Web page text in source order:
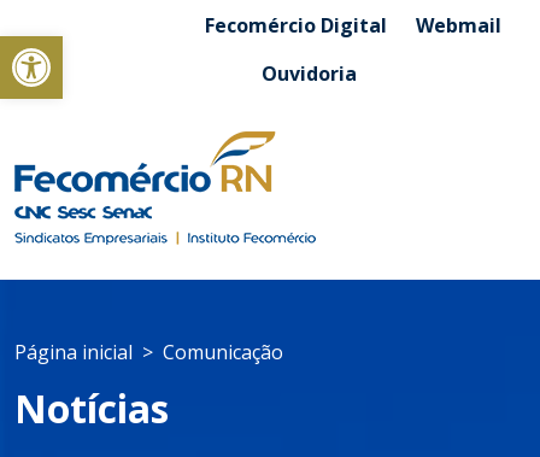
Abrir a barra de ferramentasFecomércio Digital
Webmail
Ouvidoria
Página inicial Comunicação
Notícias